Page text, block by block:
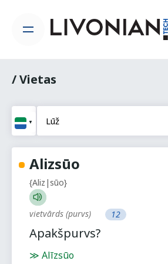
/ Vietas
Alizsūo
{Aliz|sūo}
vietvārds (purvs) 12
Apakšpurvs?
≫ Alīzsūo